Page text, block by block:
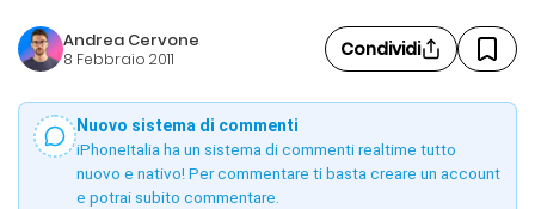
Andrea Cervone
8 Febbraio 2011 Condividi
Nuovo sistema di commenti
iPhoneItalia ha un sistema di commenti realtime tutto
nuovo e nativo! Per commentare ti basta creare un account
e potrai subito commentare.